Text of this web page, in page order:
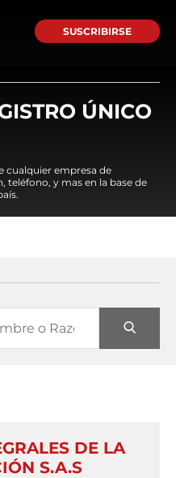
SUSCRIBIRSE
ÚNICO
cualquier empresa de
teléfono, y mas en la base de
DE LA
S.A.S